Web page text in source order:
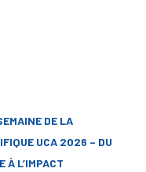
DE LA
UCA 2026 – DU
À L’IMPACT